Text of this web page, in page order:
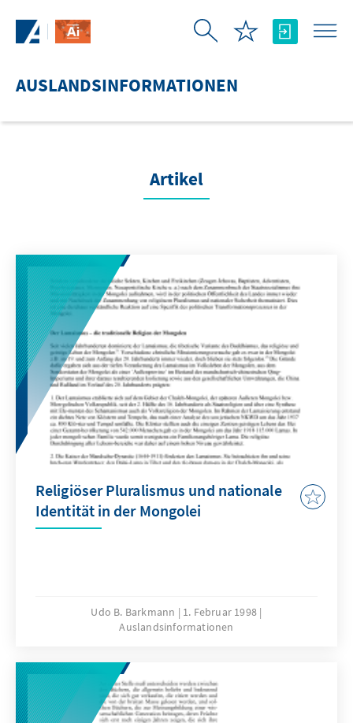
AUSLANDSINFORMATIONEN
Artikel
Religiöser Pluralismus und nationale
Identität in der Mongolei
Udo B. Barkmann
1. Februar 1998
Auslandsinformationen